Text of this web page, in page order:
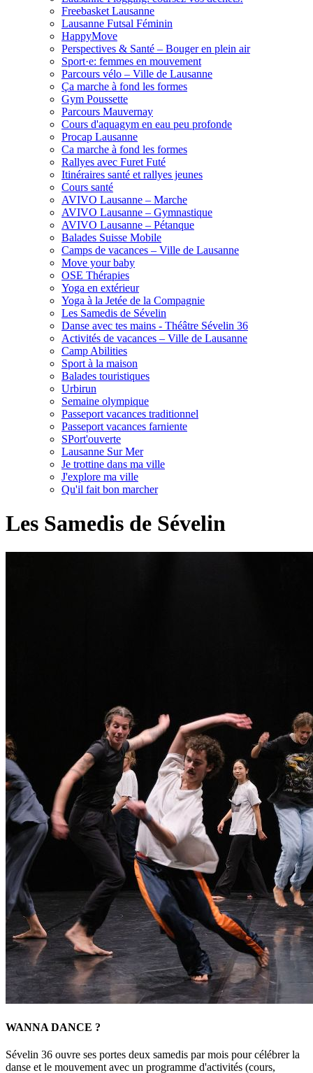
Freebasket Lausanne
Lausanne Futsal Féminin
HappyMove
Perspectives & Santé – Bouger en plein air
Sport·e: femmes en mouvement
Parcours vélo – Ville de Lausanne
Ça marche à fond les formes
Gym Poussette
Parcours Mauvernay
Cours d'aquagym en eau peu profonde
Procap Lausanne
Ca marche à fond les formes
Rallyes avec Furet Futé
Itinéraires santé et rallyes jeunes
Cours santé
AVIVO Lausanne – Marche
AVIVO Lausanne – Gymnastique
AVIVO Lausanne – Pétanque
Balades Suisse Mobile
Camps de vacances – Ville de Lausanne
Move your baby
OSE Thérapies
Yoga en extérieur
Yoga à la Jetée de la Compagnie
Les Samedis de Sévelin
Danse avec tes mains - Théâtre Sévelin 36
Activités de vacances – Ville de Lausanne
Camp Abilities
Sport à la maison
Balades touristiques
Urbirun
Semaine olympique
Passeport vacances traditionnel
Passeport vacances farniente
SPort'ouverte
Lausanne Sur Mer
Je trottine dans ma ville
J'explore ma ville
Qu'il fait bon marcher
Les Samedis de Sévelin
WANNA DANCE ?
Sévelin 36 ouvre ses portes deux samedis par mois pour célébrer la
danse et le mouvement avec un programme d'activités (cours,